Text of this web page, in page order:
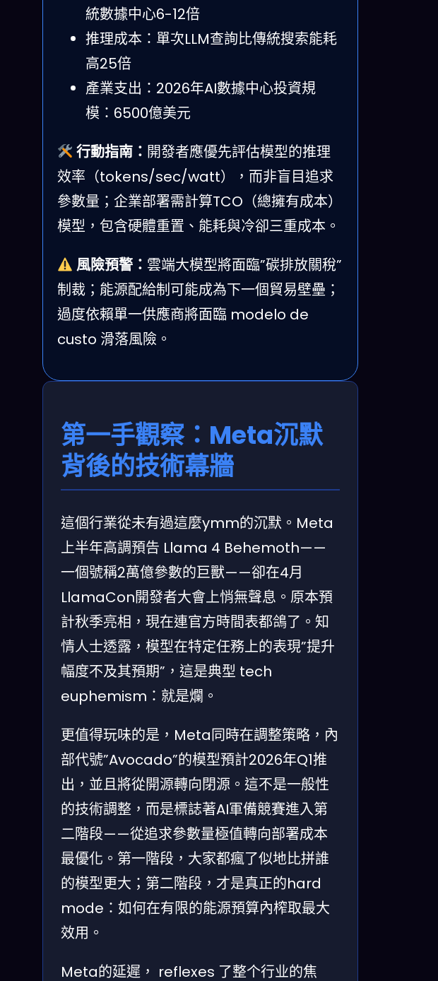
統數據中心6-12倍
推理成本：單次LLM查詢比傳統搜索能耗
高25倍
產業支出：2026年AI數據中心投資規
模：6500億美元
行動指南： 開發者應優先評估模型的推理
效率（tokens/sec/watt），而非盲目追求
參數量；企業部署需計算TCO（總擁有成本）
模型，包含硬體重置、能耗與冷卻三重成本。
風險預警： 雲端大模型將面臨”碳排放關稅”
制裁；能源配給制可能成為下一個貿易壁壘；
過度依賴單一供應商將面臨 modelo de
custo 滑落風險。
第一手觀察：Meta沉默
背後的技術幕牆
這個行業從未有過這麼ymm的沉默。Meta
上半年高調預告 Llama 4 Behemoth——
一個號稱2萬億參數的巨獸——卻在4月
LlamaCon開發者大會上悄無聲息。原本預
計秋季亮相，現在連官方時間表都鴿了。知
情人士透露，模型在特定任務上的表現”提升
幅度不及其預期”，這是典型 tech
euphemism：就是爛。
更值得玩味的是，Meta同時在調整策略，內
部代號”Avocado”的模型預計2026年Q1推
出，並且將從開源轉向閉源。這不是一般性
的技術調整，而是標誌著AI軍備競賽進入第
二階段——從追求參數量極值轉向部署成本
最優化。第一階段，大家都瘋了似地比拼誰
的模型更大；第二階段，才是真正的hard
mode：如何在有限的能源預算內榨取最大
效用。
Meta的延遲， reflexes 了整个行业的焦